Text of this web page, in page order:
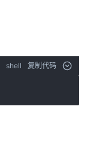
shell 复制代码